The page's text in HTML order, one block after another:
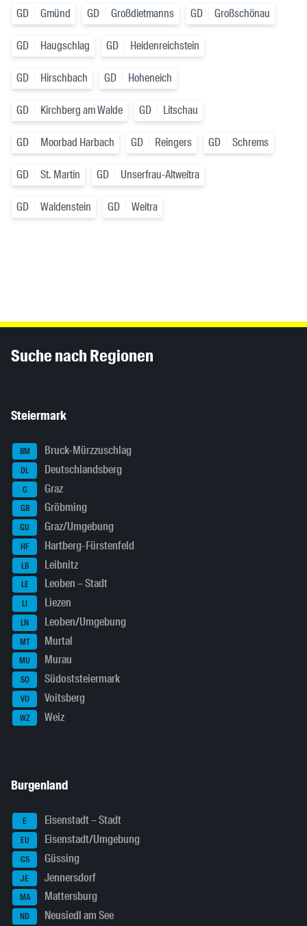
GD Gmünd GD Großdietmanns GD Großschönau
GD Haugschlag GD Heidenreichstein
GD Hirschbach GD Hoheneich
GD Kirchberg am Walde GD Litschau
GD Moorbad Harbach GD Reingers GD Schrems
GD St. Martin GD Unserfrau-Altweitra
GD Waldenstein GD Weitra
Suche nach Regionen
Steiermark
BM Bruck-Mürzzuschlag
DL Deutschlandsberg
G Graz
GB Gröbming
GU Graz/Umgebung
HF Hartberg-Fürstenfeld
LB Leibnitz
LE Leoben – Stadt
LI Liezen
LN Leoben/Umgebung
MT Murtal
MU Murau
SO Südoststeiermark
VO Voitsberg
WZ Weiz
Burgenland
E Eisenstadt – Stadt
EU Eisenstadt/Umgebung
GS Güssing
JE Jennersdorf
MA Mattersburg
ND Neusiedl am See